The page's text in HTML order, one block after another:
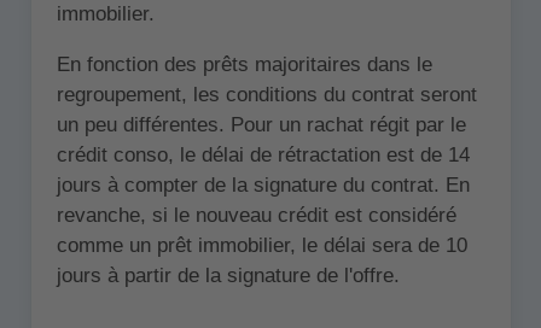
immobilier.
En fonction des prêts majoritaires dans le
regroupement, les conditions du contrat seront
un peu différentes. Pour un rachat régit par le
crédit conso, le délai de rétractation est de 14
jours à compter de la signature du contrat. En
revanche, si le nouveau crédit est considéré
comme un prêt immobilier, le délai sera de 10
jours à partir de la signature de l'offre.